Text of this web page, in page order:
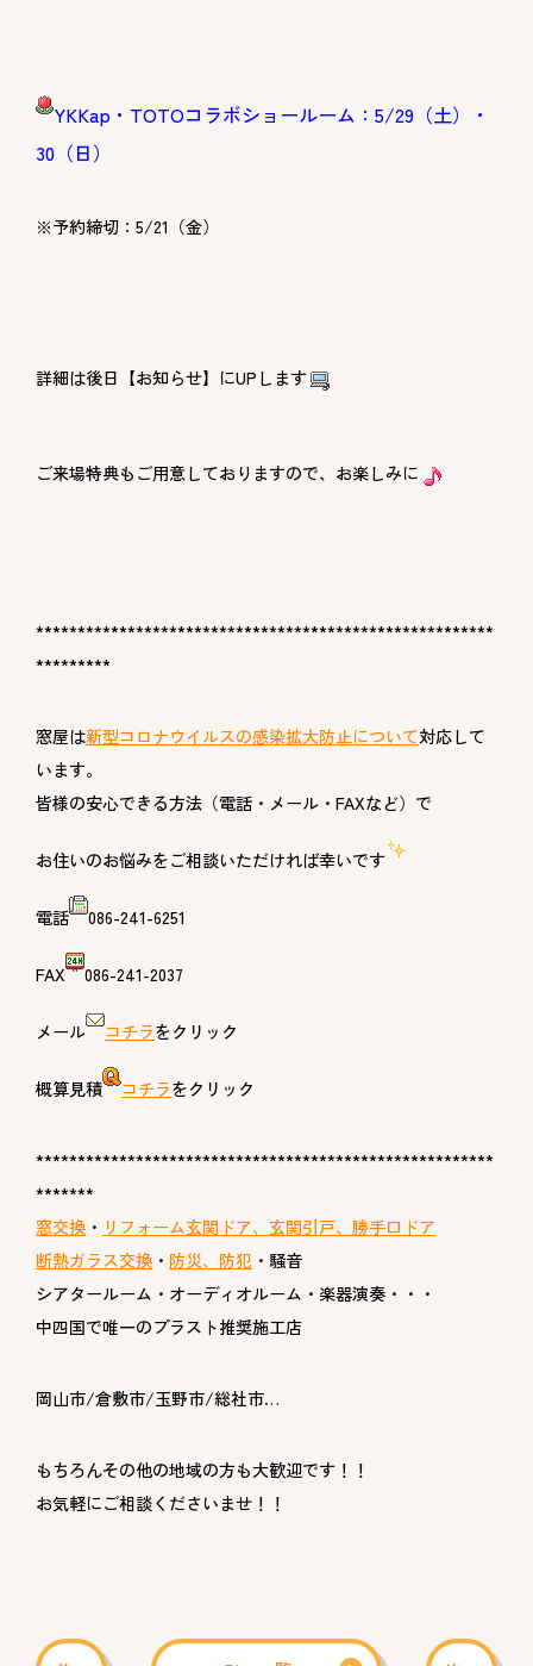
YKKap・TOTOコラボショールーム：5/29（土）・
30（日）
※予約締切：5/21（金）
詳細は後日【お知らせ】にUPします
ご来場特典もご用意しておりますので、お楽しみに
*******************************************************
*********
窓屋は新型コロナウイルスの感染拡大防止について対応して
います。
皆様の安心できる方法（電話・メール・FAXなど）で
お住いのお悩みをご相談いただければ幸いです
電話 086-241-6251
FAX 086-241-2037
メール コチラをクリック
概算見積 コチラをクリック
*******************************************************
*******
窓交換 ・ リフォーム玄関ドア、玄関引戸、勝手口ドア
断熱ガラス交換 ・ 防災、防犯 ・騒音
シアタールーム・オーディオルーム・楽器演奏・・・
中四国で唯一のプラスト推奨施工店
岡山市/倉敷市/玉野市/総社市…
もちろんその他の地域の方も大歓迎です！！
お気軽にご相談くださいませ！！